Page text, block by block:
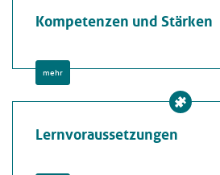
Kompetenzen und Stärken
mehr
Lernvoraussetzungen